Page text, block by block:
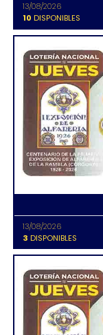
13/08/2026
10 DISPONIBLES
13/08/2026
3 DISPONIBLES